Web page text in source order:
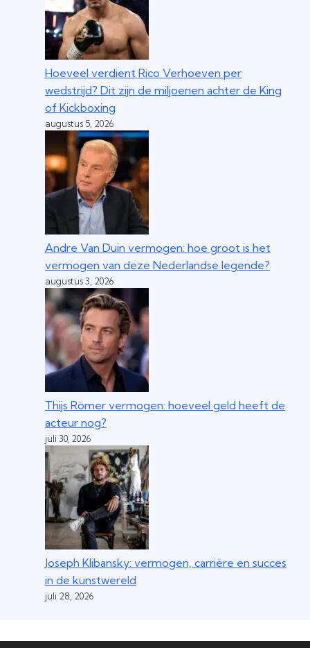
Hoeveel verdient Rico Verhoeven per
wedstrijd? Dit zijn de miljoenen achter de King
of Kickboxing
augustus 5, 2026
Andre Van Duin vermogen: hoe groot is het
vermogen van deze Nederlandse legende?
augustus 3, 2026
Thijs Römer vermogen: hoeveel geld heeft de
acteur nog?
juli 30, 2026
Joseph Klibansky: vermogen, carrière en succes
in de kunstwereld
juli 28, 2026